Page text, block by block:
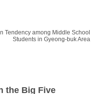
Tendency among Middle School
Students in Gyeong-buk Area
the Big Five